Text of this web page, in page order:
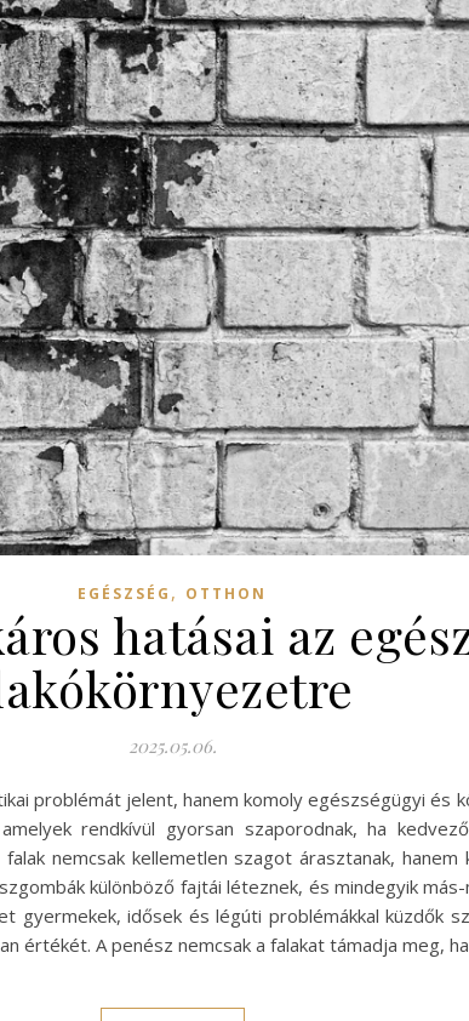
EGÉSZSÉG , OTTHON
hatásai az
2025.05.06.
problémát jelent, hanem komoly egészségügyi és
rendkívül gyorsan szaporodnak, ha
nemcsak kellemetlen szagot árasztanak, hanem
különböző fajtái léteznek, és mindegyik
idősek és légúti problémákkal küzdők
értékét. A penész nemcsak a falakat támadja meg,